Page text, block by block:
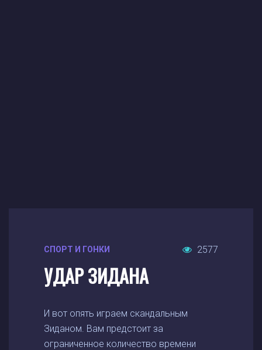
СПОРТ И ГОНКИ 2577
УДАР ЗИДАНА
И вот опять играем скандальным
Зиданом. Вам предстоит за
ограниченное количество времени